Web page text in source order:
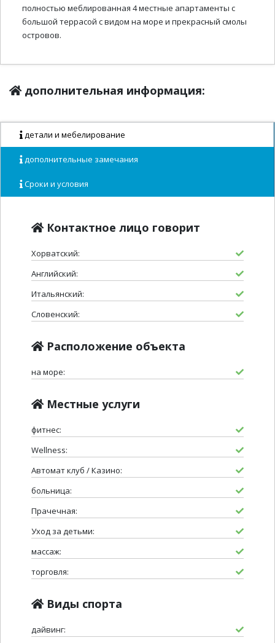
полностью меблированная 4 местные апартаменты с
большой террасой с видом на море и прекрасный смолы
островов.
дополнительная информация:
детали и мебелирование
дополнительные замечания
Сроки и условия
Контактное лицо говорит
Хорватский:
Английский:
Итальянский:
Словенский:
Расположение объекта
на море:
Местные услуги
фитнес:
Wellness:
Автомат клуб / Казино:
больница:
Прачечная:
Уход за детьми:
массаж:
торговля:
Виды спорта
дайвинг: